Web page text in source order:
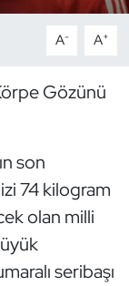
A- A+
Gözünü
son
74 kilogram
olan milli
seribaşı